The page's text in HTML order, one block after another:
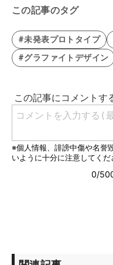
この記事のタグ
#未発表プロトタイプ
#グラファイトデザイン